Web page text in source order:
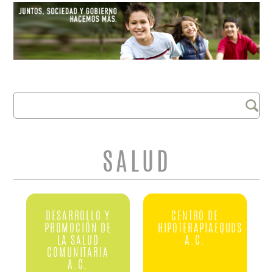
FORMULARIO DE
BÚSQUEDA
Buscar
SALUD
DESARROLLO Y
PROMOCIÓN DE
LA SALUD
COMUNITARIA
A.C.
CENTRO DE
HIPOTERAPIAEQUUS
A.C.